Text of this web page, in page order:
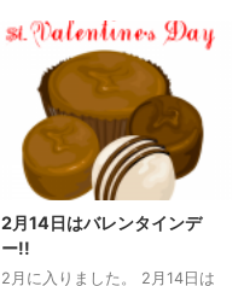
様々な別れと出会いがある春
です。 新しい環境を思い… ド
キドキされている方、 ワクワ
クされている方、 人それぞれ
でしょう。 最初の印象はとて
も大切です。 （と、脅してい
るわけではありません。念の
ため） 最近いらしたお客様
で、 新しい環境で人間関係を
良好に保ちたい、 良い印象を
2月14日はバレンタインデ
ー!!
2月に入りました。 2月14日は